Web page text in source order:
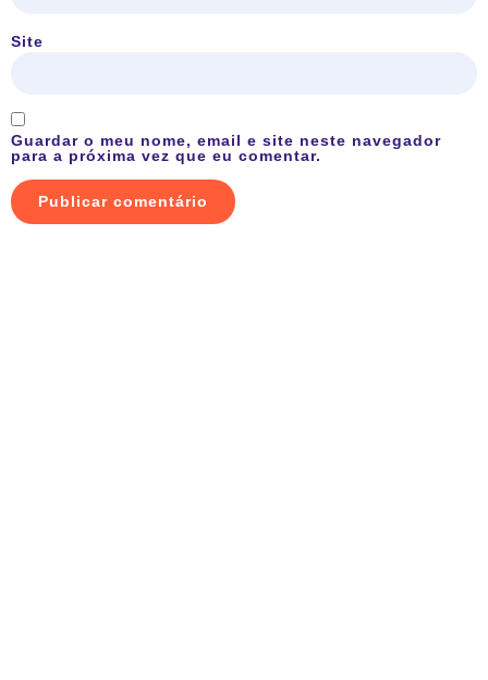
Site
Guardar o meu nome, email e site neste navegador
para a próxima vez que eu comentar.